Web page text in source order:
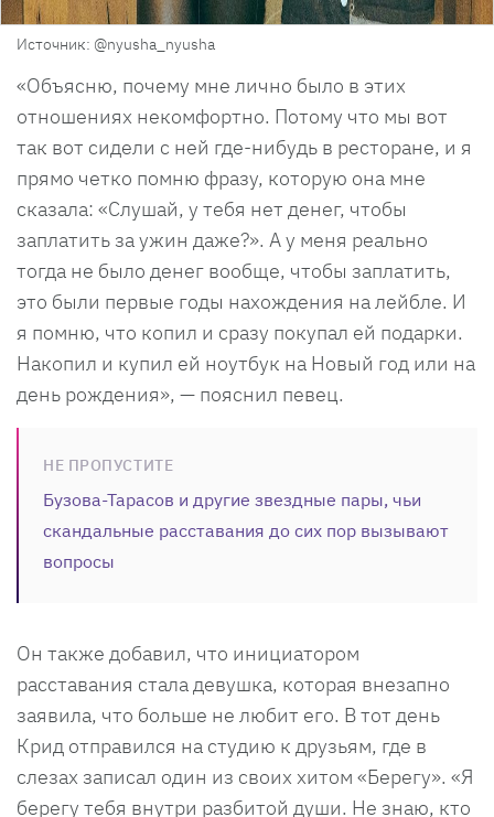
Источник: @nyusha_nyusha
«Объясню, почему мне лично было в этих
отношениях некомфортно. Потому что мы вот
так вот сидели с ней где-нибудь в ресторане, и я
прямо четко помню фразу, которую она мне
сказала: «Слушай, у тебя нет денег, чтобы
заплатить за ужин даже?». А у меня реально
тогда не было денег вообще, чтобы заплатить,
это были первые годы нахождения на лейбле. И
я помню, что копил и сразу покупал ей подарки.
Накопил и купил ей ноутбук на Новый год или на
день рождения», — пояснил певец.
НЕ ПРОПУСТИТЕ
Бузова-Тарасов и другие звездные пары, чьи
скандальные расставания до сих пор вызывают
вопросы
Он также добавил, что инициатором
расставания стала девушка, которая внезапно
заявила, что больше не любит его. В тот день
Крид отправился на студию к друзьям, где в
слезах записал один из своих хитом «Берегу». «Я
берегу тебя внутри разбитой души. Не знаю, кто